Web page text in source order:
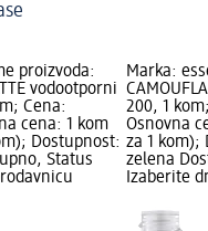
proizvoda:
vodootporni
Cena:
cena: 1 kom
Dostupnost:
Status
Marka:
200, 1
Osnovna
za 1 kom);
zelena
Izaberite